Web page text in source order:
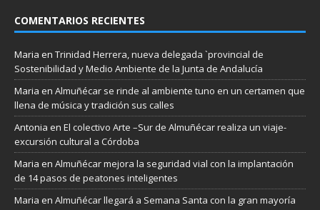
COMENTARIOS RECIENTES
Maria en Trinidad Herrera, nueva delegada `provincial de
Sostenibilidad y Medio Ambiente de la Junta de Andalucía
Maria en Almuñécar se rinde al ambiente tuno en un certamen que
llena de música y tradición sus calles
Antonia en El colectivo Arte –Sur de Almuñécar realiza un viaje-
excursión cultural a Córdoba
Maria en Almuñécar mejora la seguridad vial con la implantación
de 14 pasos de peatones inteligentes
Maria en Almuñécar llegará a Semana Santa con la gran mayoría